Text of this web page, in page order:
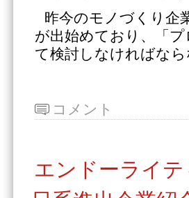
昨今のモノづくり企
が出始めており、「
て検討しなければなら
コメント
エンドーライ